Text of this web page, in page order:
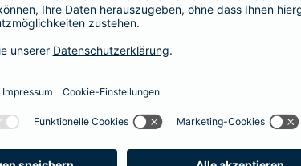
Jedes Kind ist einzigartig. Damit es
definitiv den bestmöglichen Schutz
vielfältig und flexibel.
Passend-für-Kinder-Schutz: Wählen Sie
stellen Sie sich gezielt die Produkte